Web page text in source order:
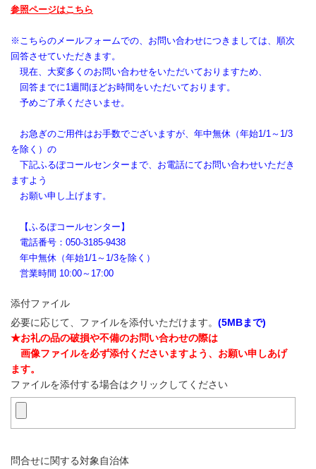
参照ページはこちら
※こちらのメールフォームでの、お問い合わせにつきましては、順次
回答させていただきます。
現在、大変多くのお問い合わせをいただいておりますため、
回答までに1週間ほどお時間をいただいております。
予めご了承くださいませ。
お急ぎのご用件はお手数でございますが、年中無休（年始1/1～1/3
を除く）の
下記ふるぽコールセンターまで、お電話にてお問い合わせいただき
ますよう
お願い申し上げます。
【ふるぽコールセンター】
電話番号：050-3185-9438
年中無休（年始1/1～1/3を除く）
営業時間 10:00～17:00
添付ファイル
必要に応じて、ファイルを添付いただけます。 (5MBまで)
★お礼の品の破損や不備のお問い合わせの際は
画像ファイルを必ず添付くださいますよう、お願い申しあげ
ます。
ファイルを添付する場合はクリックしてください
問合せに関する対象自治体